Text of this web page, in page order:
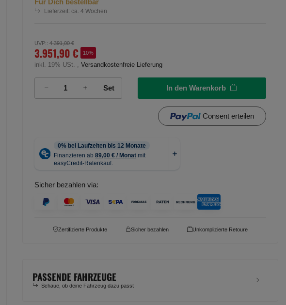
Lieferzeit: ca. 4 Wochen
UVP:: 4.391,00 €
3.951,90 € 10%
inkl. 19% USt. , Versandkostenfreie Lieferung
Set In den Warenkorb
Consent erteilen
Sicher bezahlen via:
Zertifizierte Produkte Sicher bezahlen Unkomplizierte Retoure
PASSENDE FAHRZEUGE
Schaue, ob deine Fahrzeug dazu passt